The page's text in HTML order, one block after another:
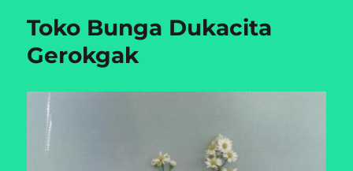
Toko Bunga Dukacita
Gerokgak